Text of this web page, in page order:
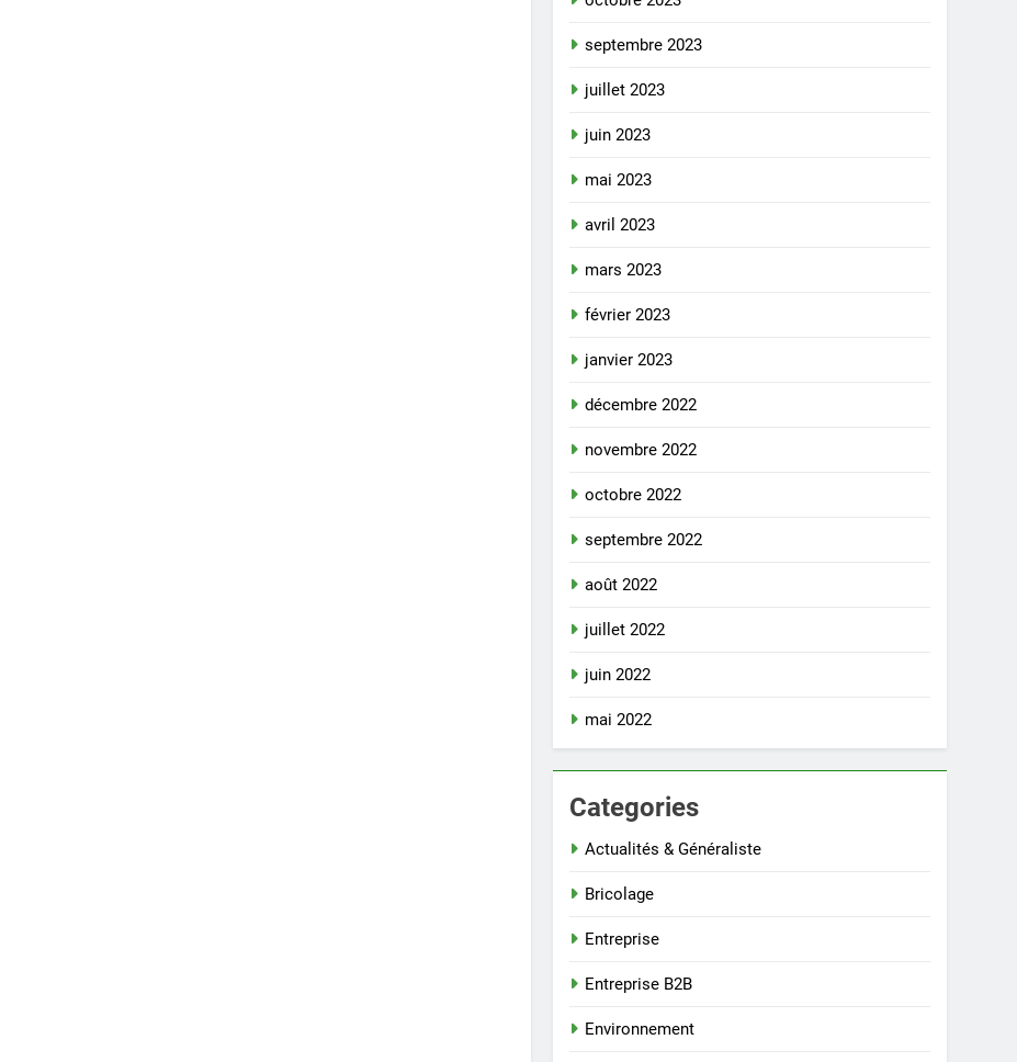
septembre 2023
juillet 2023
juin 2023
mai 2023
avril 2023
mars 2023
février 2023
janvier 2023
décembre 2022
novembre 2022
octobre 2022
septembre 2022
août 2022
juillet 2022
juin 2022
mai 2022
Categories
Actualités & Généraliste
Bricolage
Entreprise
Entreprise B2B
Environnement